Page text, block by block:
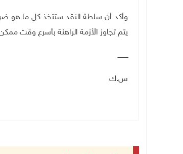
وأكد أن سلطة النقد ستتخذ كل ما هو
يتم تجاوز الأزمة الراهنة بأسرع وقت
ــــــــــ
س.ك